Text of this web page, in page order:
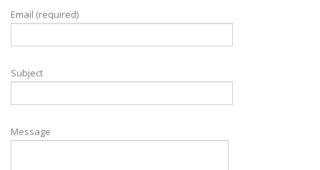
Email (required)
Subject
Message